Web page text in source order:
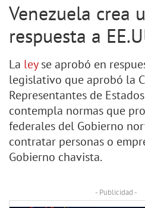
Venezuela crea
respuesta a
La leyse aprobó en
legislativo que aprobó la
Representantes de
contempla normas que
federales del Gobierno
contratar personas o
Gobierno chavista.
- Publicidad -